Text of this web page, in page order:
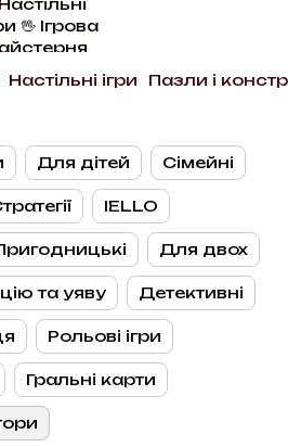
Настільні ігри Пазли і
Для дітей Сімейні
IELLO
Для двох
та уяву Детективні
Рольові ігри
Гральні карти